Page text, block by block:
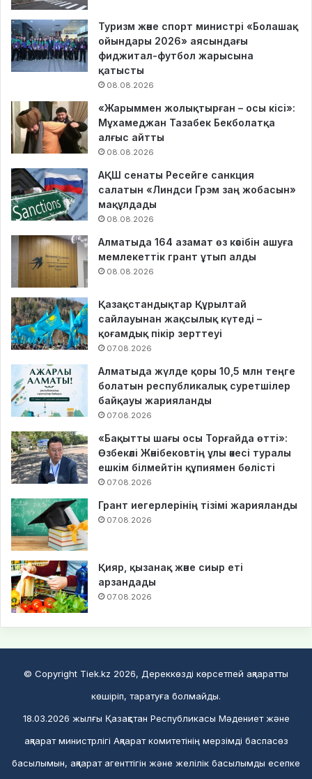
Туризм және спорт министрі «Болашақ
ойындары 2026» аясындағы
фиджитал-футбол жарысына
қатысты
08.08.2026
«Жарыммен жолықтырған – осы кісі»:
Мұхамеджан Тазабек Бекболатқа
алғыс айтты
08.08.2026
АҚШ сенаты Ресейге санкция
салатын «Линдси Грэм заң жобасын»
мақұлдады
08.08.2026
Алматыда 164 азамат өз кәсібін ашуға
мемлекеттік грант ұтып алды
08.08.2026
Қазақстандықтар Құрылтай
сайлауынан жақсылық күтеді –
қоғамдық пікір зерттеуі
07.08.2026
Алматыда жүлде қоры 10,5 млн теңге
болатын республикалық суретшілер
байқауы жарияланды
07.08.2026
«Бақытты шағы осы Торғайда өтті»:
Өзбекәлі Жәнібековтің ұлы әкесі туралы
ешкім білмейтін құпиямен бөлісті
07.08.2026
Грант иегерлерінің тізімі жарияланды
07.08.2026
Қияр, қызанақ және сиыр еті
арзандады
07.08.2026
© Copyright Tiek.kz 2026, Дереккөзді көрсетпей ақпаратты
көшіріп, таратуға болмайды.
18.03.2026 жылғы Қазақстан Республикасы Мәдениет және
ақпарат министрлігі Ақпарат комитетінің мерзімді баспасөз
басылымын, ақпарат агенттігін және желілік басылымды есепке